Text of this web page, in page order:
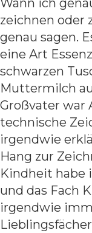
zeichnen oder
genau sagen.
eine Art
schwarzen
Muttermilch
Großvater
technische
irgendwie
Hang zur
Kindheit habe
und das Fach
irgendwie